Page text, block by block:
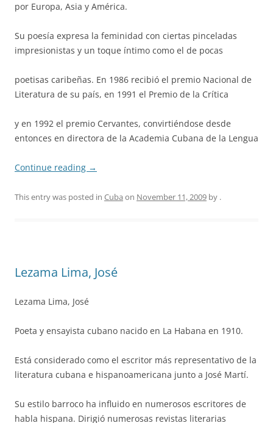
por Europa, Asia y América.
Su poesía expresa la feminidad con ciertas pinceladas
impresionistas y un toque íntimo como el de pocas
poetisas caribeñas. En 1986 recibió el premio Nacional de
Literatura de su país, en 1991 el Premio de la Crítica
y en 1992 el premio Cervantes, convirtiéndose desde
entonces en directora de la Academia Cubana de la Lengua
Continue reading →
This entry was posted in Cuba on November 11, 2009 by .
Lezama Lima, José
Lezama Lima, José
Poeta y ensayista cubano nacido en La Habana en 1910.
Está considerado como el escritor más representativo de la
literatura cubana e hispanoamericana junto a José Martí.
Su estilo barroco ha influido en numerosos escritores de
habla hispana. Dirigió numerosas revistas literarias